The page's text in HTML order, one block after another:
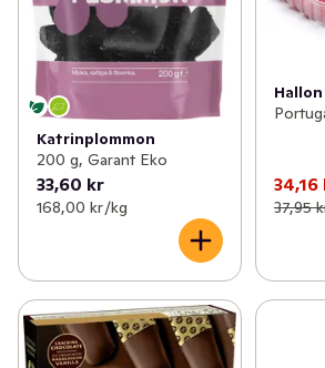
Katrinplommon
200 g, Garant Eko
33,60 kr
168,00 kr /kg
Hallon
34,16
37,95